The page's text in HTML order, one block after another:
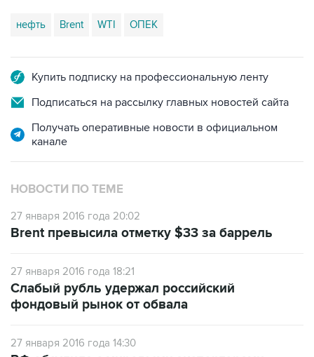
нефть Brent WTI ОПЕК
Купить подписку на профессиональную ленту
Подписаться на рассылку главных новостей сайта
Получать оперативные новости в официальном
канале
НОВОСТИ ПО ТЕМЕ
27 января 2016 года 20:02
Brent превысила отметку $33 за баррель
27 января 2016 года 18:21
Слабый рубль удержал российский
фондовый рынок от обвала
27 января 2016 года 14:30